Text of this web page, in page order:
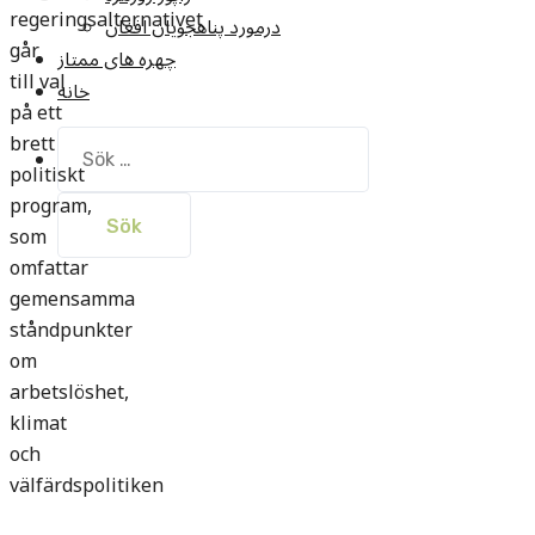
درمورد پناهجويان افغان
چهره های ممتاز
خانه
efter:
regeringsalternativet
går
till val
på ett
brett
politiskt
program,
som
omfattar
gemensamma
ståndpunkter
om
arbetslöshet,
klimat
och
välfärdspolitiken